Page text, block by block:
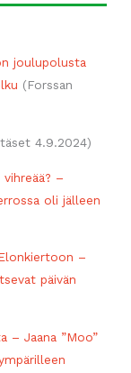
joulupolusta
(Forssan
4.9.2024)
–
oli jälleen
–
päivän
– Jaana ”Moo”